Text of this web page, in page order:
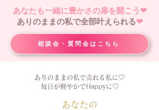
あなたも一緒に豊かさの扉を開こう❤︎
ありのままの私で全部叶えられる❤︎
相談会・質問会はこちら
ありのままの私で売れる私に♡
毎日が軽やかでHappyに♡
あなたの